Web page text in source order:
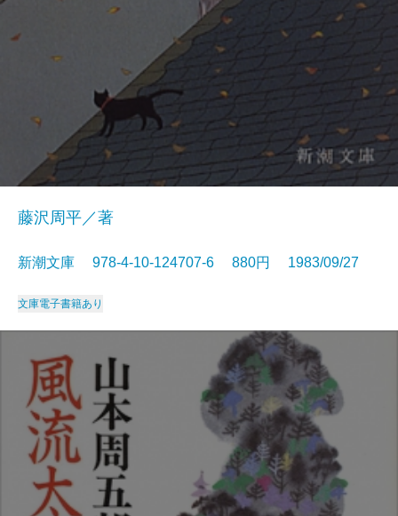
藤沢周平／著
新潮文庫 978-4-10-124707-6 880円 1983/09/27
文庫電子書籍あり